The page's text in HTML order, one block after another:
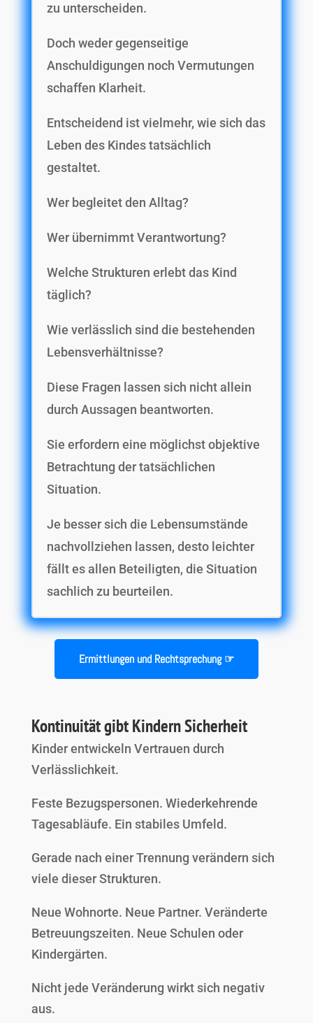
zu unterscheiden.
Doch weder gegenseitige
Anschuldigungen noch Vermutungen
schaffen Klarheit.
Entscheidend ist vielmehr, wie sich das
Leben des Kindes tatsächlich
gestaltet.
Wer begleitet den Alltag?
Wer übernimmt Verantwortung?
Welche Strukturen erlebt das Kind
täglich?
Wie verlässlich sind die bestehenden
Lebensverhältnisse?
Diese Fragen lassen sich nicht allein
durch Aussagen beantworten.
Sie erfordern eine möglichst objektive
Betrachtung der tatsächlichen
Situation.
Je besser sich die Lebensumstände
nachvollziehen lassen, desto leichter
fällt es allen Beteiligten, die Situation
sachlich zu beurteilen.
Ermittlungen und Rechtsprechung ☞
Kontinuität gibt Kindern Sicherheit
Kinder entwickeln Vertrauen durch
Verlässlichkeit.
Feste Bezugspersonen. Wiederkehrende
Tagesabläufe. Ein stabiles Umfeld.
Gerade nach einer Trennung verändern sich
viele dieser Strukturen.
Neue Wohnorte. Neue Partner. Veränderte
Betreuungszeiten. Neue Schulen oder
Kindergärten.
Nicht jede Veränderung wirkt sich negativ
aus.